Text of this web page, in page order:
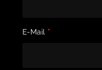
E-Mail *